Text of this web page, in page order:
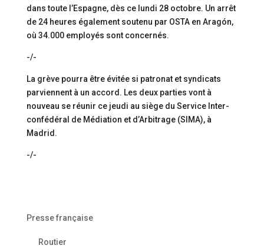
dans toute l’Espagne, dès ce lundi 28 octobre. Un arrêt
de 24 heures également soutenu par OSTA en Aragón,
où 34.000 employés sont concernés.
-/-
La grève pourra être évitée si patronat et syndicats
parviennent à un accord. Les deux parties vont à
nouveau se réunir ce jeudi au siège du Service Inter-
confédéral de Médiation et d’Arbitrage (SIMA), à
Madrid.
-/-
Presse française
Routier